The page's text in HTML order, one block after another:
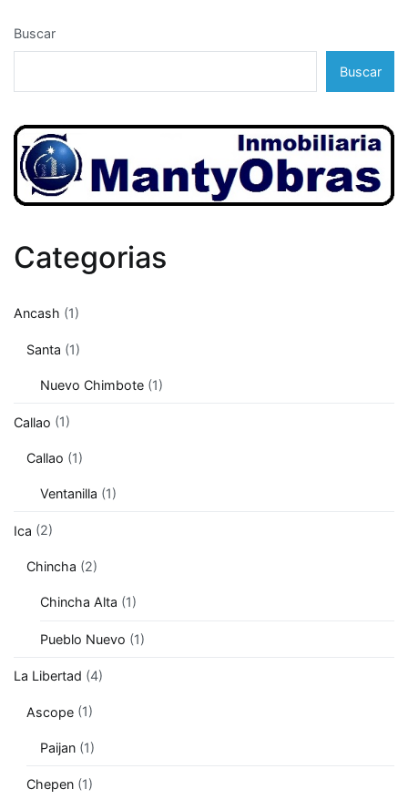
Buscar
Buscar
Categorias
Ancash (1)
Santa (1)
Nuevo Chimbote(1)
Callao (1)
Callao (1)
Ventanilla (1)
Ica (2)
Chincha (2)
Chincha Alta (1)
Pueblo Nuevo (1)
La Libertad (4)
Ascope (1)
Paijan(1)
Chepen (1)